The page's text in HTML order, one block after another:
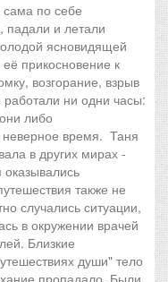
по себе
падали и летали
ясновидящей
прикосновение к
возгорание, взрыв
работали ни одни часы:
либо
неверное время. Таня
в других мирах -
также не
случались ситуации,
в окружении врачей
Близкие
души" тело
пропадало. Были